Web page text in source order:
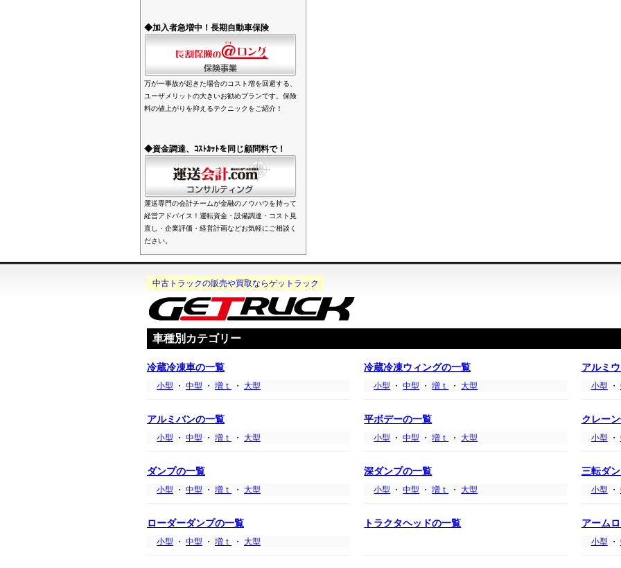
◆加入者急増中！長期自動車保険
万が一事故が起きた場合のコスト増を回避する、
ユーザメリットの大きいお勧めプランです。保険
料の値上がりを抑えるテクニックをご紹介！
◆資金調達、ｺｽﾄｶｯﾄを同じ顧問料で！
運送専門の会計チームが金融のノウハウを持って
経営アドバイス！運転資金・設備調達・コスト見
直し・企業評価・経営計画などお気軽にご相談く
ださい。
中古トラックの販売や買取ならゲットラック
車種別カテゴリー
冷蔵冷凍車の一覧
小型 ・ 中型 ・ 増ｔ ・ 大型
冷蔵冷凍ウィングの一覧
小型 ・中型 ・増ｔ ・大型
アルミ
小型 ・
アルミバンの一覧
小型 ・ 中型 ・ 増ｔ ・ 大型
平ボデーの一覧
小型 ・中型 ・増ｔ ・大型
クレー
小型 ・
ダンプの一覧
小型 ・ 中型 ・ 増ｔ ・ 大型
深ダンプの一覧
小型 ・中型 ・増ｔ ・大型
三転ダ
小型 ・
ローダーダンプの一覧
小型 ・ 中型 ・ 増ｔ ・ 大型
トラクタヘッドの一覧 アーム
小型 ・